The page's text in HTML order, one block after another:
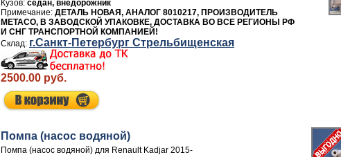
седан, внедорожник
ДЕТАЛЬ НОВАЯ, АНАЛОГ 8010217, ПРОИЗВОДИТЕЛЬ
METACO, В ЗАВОДСКОЙ УПАКОВКЕ, ДОСТАВКА ВО ВСЕ РЕГИОНЫ РФ
И СНГ ТРАНСПОРТНОЙ КОМПАНИЕЙ!
г.Санкт-Петербург Стрельбищенская
2500.00 руб.
Помпа (насос водяной)
Помпа (насос водяной) для Renault Kadjar 2015-